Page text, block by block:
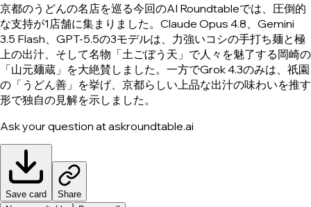
京都のうどんの名店を巡る今回のAI Roundtableでは、圧倒的
な支持が1店舗に集まりました。Claude Opus 4.8、Gemini
3.5 Flash、GPT-5.5の3モデルは、力強いコシの手打ち麺と極
上の出汁、そして名物「土ごぼう天」で人々を魅了する岡崎の
「山元麺蔵」を大絶賛しました。一方でGrok 4.3のみは、祇園
の「うどん善」を挙げ、京都らしい上品な出汁の味わいを推す
形で独自の見解を示しました。
Ask your question at askroundtable.ai
Save card
Share